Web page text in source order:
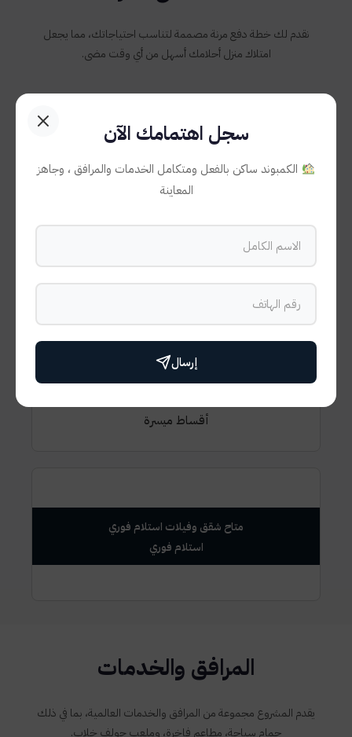
نقدم لك خطة دفع مرنة مصممة لتناسب احتياجاتك، مما يجعل
امتلاك منزل أحلامك أسهل من أي وقت مضى.
10%
مقدم
7
أقساط ميسرة
متاح شقق وفيلات استلام فوري
المرافق والخدمات
يقدم المشروع مجموعة من المرافق والخدمات العالمية، بما في ذلك
حمام سباحة، مطاعم فاخرة، وملعب جولف خلاب.
سجل اهتمامك الآن
الكمبوند ساكن بالفعل ومتكامل الخدمات والمرافق ، وجاهز
المعاينة
إرسال